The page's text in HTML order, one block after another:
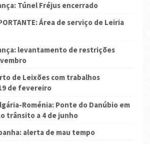
Túnel Fréjus encerrado
Área de serviço de Leiria
levantamento de restrições
de Leixões com trabalhos
de fevereiro
Roménia: Ponte do Danúbio em
trânsito a 4 de junho
alerta de mau tempo